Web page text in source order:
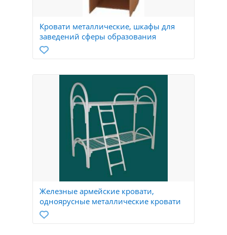
Кровати металлические, шкафы для
заведений сферы образования
Железные армейские кровати,
одноярусные металлические кровати